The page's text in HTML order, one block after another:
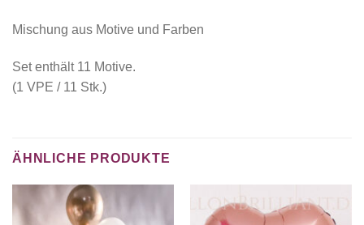
Mischung aus Motive und Farben
Set enthält 11 Motive.
(1 VPE / 11 Stk.)
ÄHNLICHE PRODUKTE